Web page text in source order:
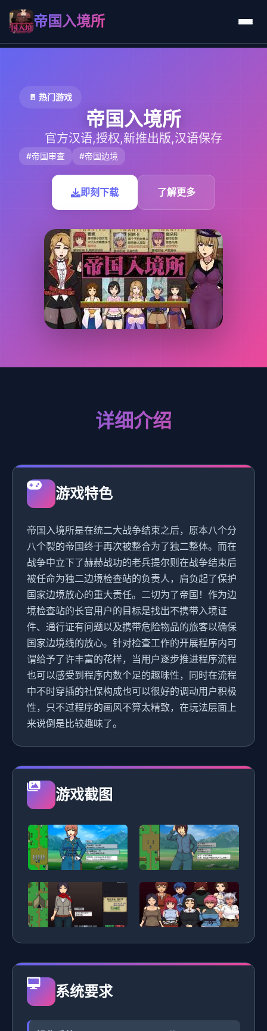
帝国入境所
🚪 热门游戏
帝国入境所
官方汉语,授权,新推出版,汉语保存
#帝国审查 #帝国边境
即刻下载 了解更多
详细介绍
游戏特色
帝国入境所是在统二大战争结束之后，原本八个分
八个裂的帝国终于再次被整合为了独二整体。而在
战争中立下了赫赫战功的老兵提尔则在战争结束后
被任命为独二边境检查站的负责人，肩负起了保护
国家边境放心的重大责任。二切为了帝国！作为边
境检查站的长官用户的目标是找出不携带入境证
件、通行证有问题以及携带危险物品的旅客以确保
国家边境线的放心。针对检查工作的开展程序内可
谓给予了许丰富的花样，当用户逐步推进程序流程
也可以感受到程序内数个足的趣味性，同时在流程
中不时穿插的社保构成也可以很好的调动用户积极
性，只不过程序的画风不算太精致，在玩法层面上
来说倒是比较趣味了。
游戏截图
系统要求